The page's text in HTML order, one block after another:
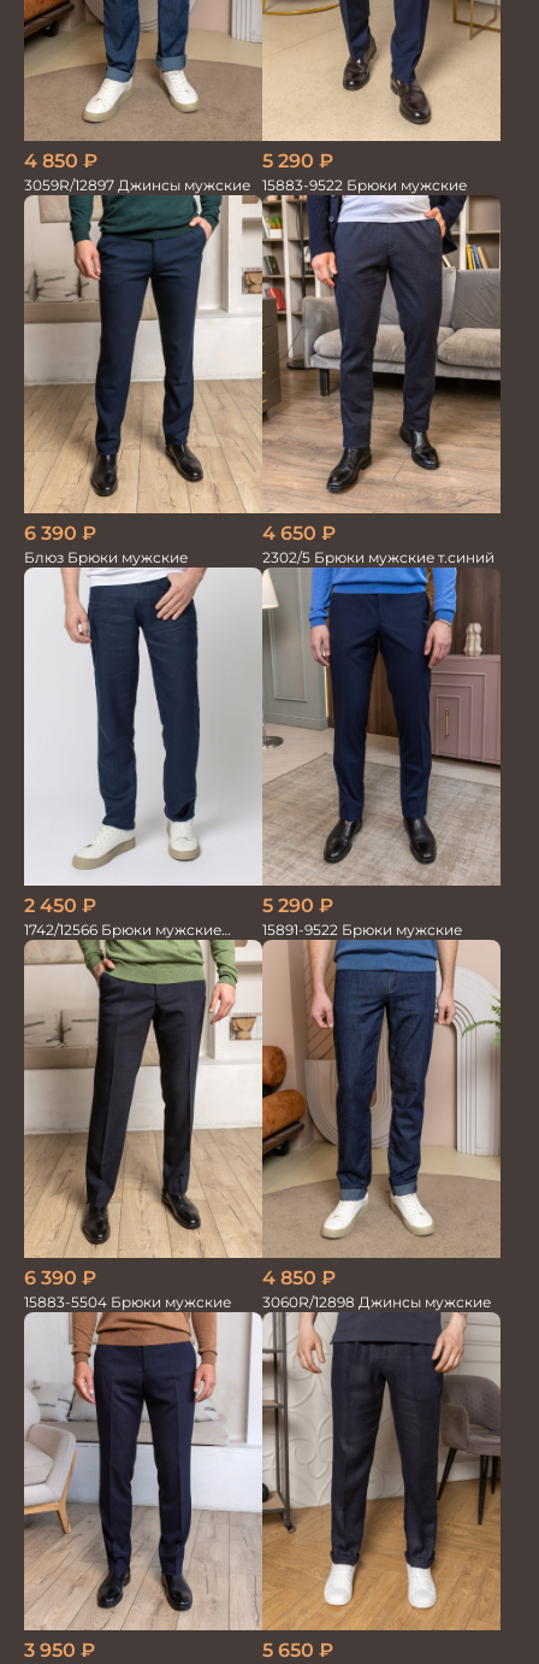
4 850 ₽
3059R/12897 Джинсы мужские
5 290 ₽
15883-9522 Брюки мужские
6 390 ₽
Блюз Брюки мужские
4 650 ₽
2302/5 Брюки мужские т.синий
2 450 ₽
1742/12566 Брюки мужские
100%лён т.синие
5 290 ₽
15891-9522 Брюки мужские
6 390 ₽
15883-5504 Брюки мужские
4 850 ₽
3060R/12898 Джинсы мужские
3 950 ₽ 5 650 ₽